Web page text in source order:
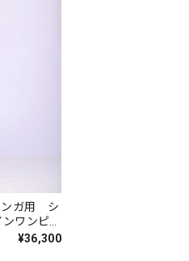
ンガ用 シ
ワンピー
¥36,300